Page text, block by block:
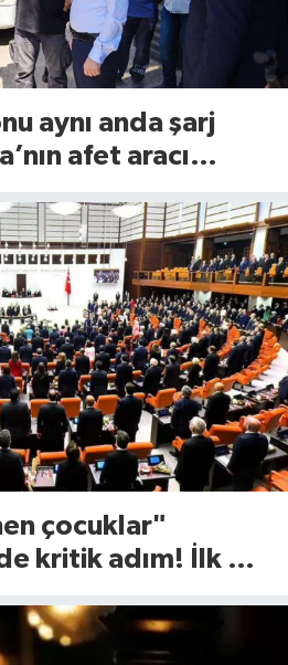
aynı anda şarj
afet aracı
çocuklar"
kritik adım! İlk 2